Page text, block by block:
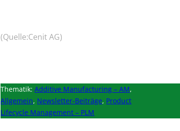
(Quelle:Cenit AG)
Thematik:Additive Manufacturing – AM,
Allgemein, Newsletter-Beiträge, Product
Lifecycle Management – PLM